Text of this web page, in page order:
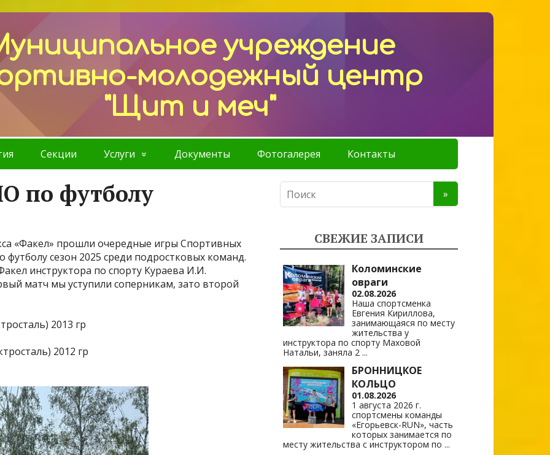
учреждение
молодежный центр
"Щит и меч"
Секции Услуги Документы Фотогалерея Контакты
по футболу
«Факел» прошли очередные игры Спортивных
сезон 2025 среди подростковых команд.
инструктора по спорту Кураева И.И.
матч мы уступили соперникам, зато второй
2013 гр
2012 гр
СВЕЖИЕ ЗАПИСИ
Коломинские
овраги
02.08.2026
Наша спортсменка
Евгения Кириллова,
занимающаяся по месту
жительства у
инструктора по спорту Маховой
Натальи, заняла 2 ...
БРОННИЦКОЕ
КОЛЬЦО
01.08.2026
1 августа 2026 г.
спортсмены команды
«Егорьевск-RUN», часть
которых занимается по
месту жительства с инструктором по ...